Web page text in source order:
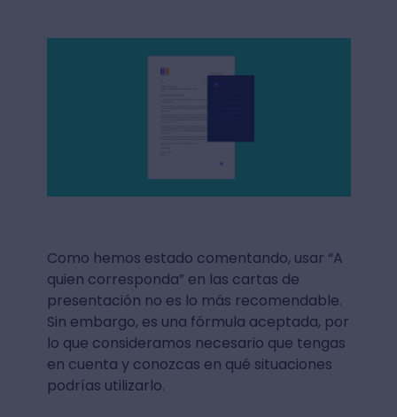
Como hemos estado comentando, usar “A
quien corresponda” en las cartas de
presentación no es lo más recomendable.
Sin embargo, es una fórmula aceptada, por
lo que consideramos necesario que tengas
en cuenta y conozcas en qué situaciones
podrías utilizarlo.